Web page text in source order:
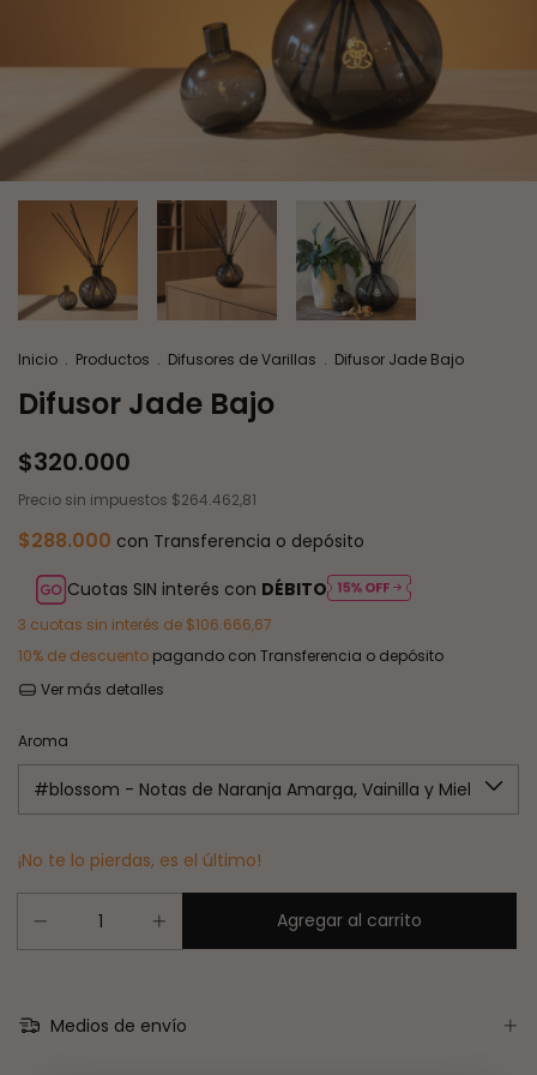
Inicio . Productos . Difusores de Varillas . Difusor Jade Bajo
Difusor Jade Bajo
$320.000
Precio sin impuestos $264.462,81
$288.000 con Transferencia o depósito
Cuotas SIN interés con DÉBITO
3 cuotas sin interés de $106.666,67
10% de descuento pagando con Transferencia o depósito
Ver más detalles
Aroma
¡No te lo pierdas, es el último!
Medios de envío